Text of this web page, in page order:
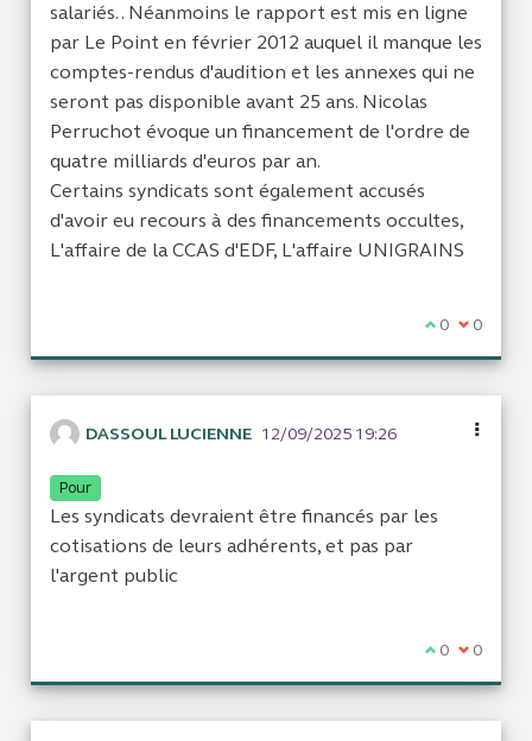
salariés. . Néanmoins le rapport est mis en ligne
par Le Point en février 2012 auquel il manque les
comptes-rendus d'audition et les annexes qui ne
seront pas disponible avant 25 ans. Nicolas
Perruchot évoque un financement de l'ordre de
quatre milliards d'euros par an.
Certains syndicats sont également accusés
d'avoir eu recours à des financements occultes,
L'affaire de la CCAS d'EDF, L'affaire UNIGRAINS
Je suis
0 Je ne
0
DASSOUL LUCIENNE 12/09/2025 19:26
Pour
Les syndicats devraient être financés par les
cotisations de leurs adhérents, et pas par
l'argent public
Je suis
0 Je ne
0